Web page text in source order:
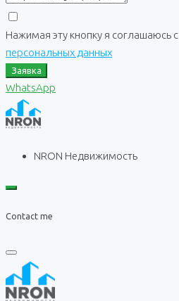
Нажимая эту кнопку я соглашаюсь с
персональных данных
Заявка
WhatsApp
NRON Недвижимость
Contact me